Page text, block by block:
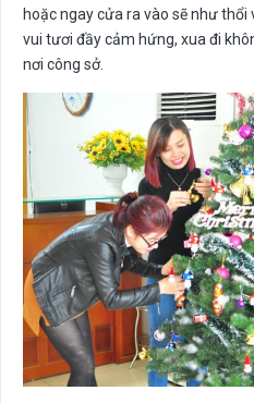
hoặc ngay cửa ra vào sẽ như
vui tươi đầy cảm hứng, xua đi
nơi công sở.